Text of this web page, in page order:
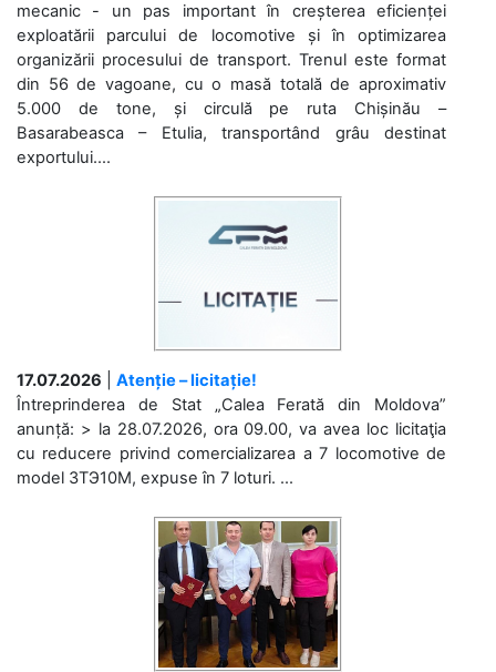
mecanic - un pas important în creșterea eficienței
exploatării parcului de locomotive și în optimizarea
organizării procesului de transport. Trenul este format
din 56 de vagoane, cu o masă totală de aproximativ
5.000 de tone, și circulă pe ruta Chișinău –
Basarabeasca – Etulia, transportând grâu destinat
exportului....
17.07.2026
Atenție – licitație!
Întreprinderea de Stat „Calea Ferată din Moldova”
anunță: > la 28.07.2026, ora 09.00, va avea loc licitaţia
cu reducere privind comercializarea a 7 locomotive de
model 3ТЭ10М, expuse în 7 loturi. ...